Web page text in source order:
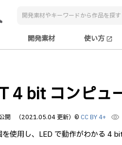
開発素材 使い方 open_in_new
4 bit コンピュ
開 （2021.05.04 更新） © CC BY 4+ visibility
使用し、LED で動作がわかる 4